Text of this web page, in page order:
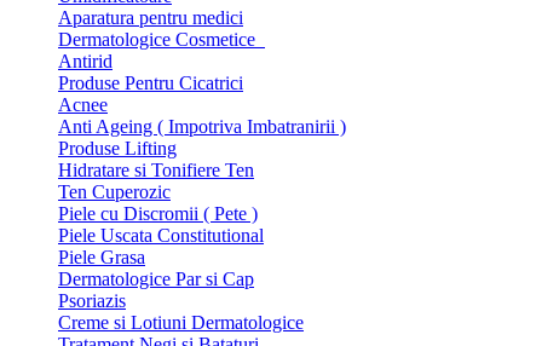
Aparatura pentru medici
Dermatologice Cosmetice
Antirid
Produse Pentru Cicatrici
Acnee
Anti Ageing ( Impotriva Imbatranirii )
Produse Lifting
Hidratare si Tonifiere Ten
Ten Cuperozic
Piele cu Discromii ( Pete )
Piele Uscata Constitutional
Piele Grasa
Dermatologice Par si Cap
Psoriazis
Creme si Lotiuni Dermatologice